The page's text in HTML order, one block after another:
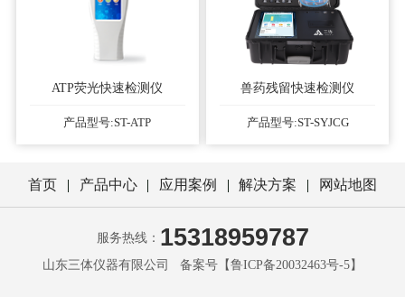
ATP荧光快速检测仪
产品型号:ST-ATP
兽药残留快速检测仪
产品型号:ST-SYJCG
首页 产品中心 应用案例 解决方案 网站地图
服务热线： 15318959787
山东三体仪器有限公司 备案号【鲁ICP备20032463号-5】